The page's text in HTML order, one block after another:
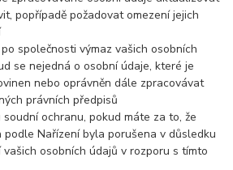
popřípadě požadovat omezení jejich
společnosti výmaz vašich osobních
se nejedná o osobní údaje, které je
nebo oprávněn dále zpracovávat
právních předpisů
soudní ochranu, pokud máte za to, že
podle Nařízení byla porušena v důsledku
vašich osobních údajů v rozporu s tímto